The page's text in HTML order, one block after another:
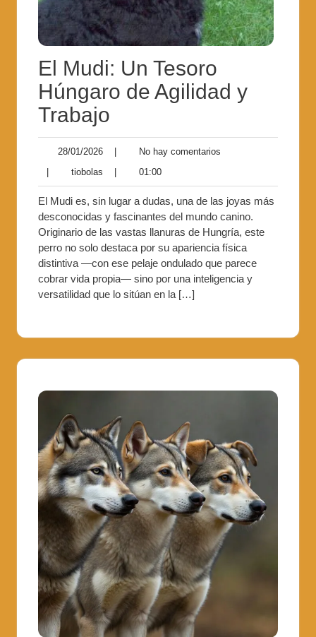
El Mudi: Un Tesoro
Húngaro de Agilidad y
Trabajo
28/01/2026
No hay comentarios
tiobolas 01:00
El Mudi es, sin lugar a dudas, una de las joyas más
desconocidas y fascinantes del mundo canino.
Originario de las vastas llanuras de Hungría, este
perro no solo destaca por su apariencia física
distintiva —con ese pelaje ondulado que parece
cobrar vida propia— sino por una inteligencia y
versatilidad que lo sitúan en la […]